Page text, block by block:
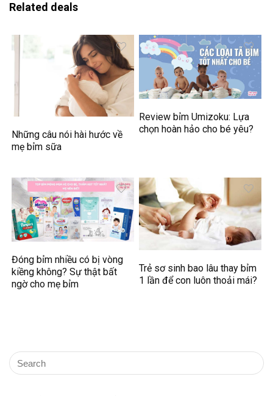
Related deals
Những câu nói hài hước về
mẹ bỉm sữa
Review bỉm Umizoku: Lựa
chọn hoàn hảo cho bé yêu?
Đóng bỉm nhiều có bị vòng
kiềng không? Sự thật bất
ngờ cho mẹ bỉm
Trẻ sơ sinh bao lâu thay bỉm
1 lần để con luôn thoải mái?